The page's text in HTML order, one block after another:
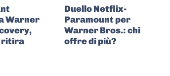
Warner
ritira
Duello Netflix-
Paramount per
Warner Bros.: chi
offre di più?